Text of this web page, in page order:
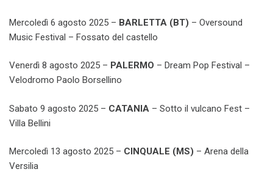
Mercoledì 6 agosto 2025 – BARLETTA (BT) – Oversound
Music Festival – Fossato del castello
Venerdì 8 agosto 2025 – PALERMO – Dream Pop Festival –
Velodromo Paolo Borsellino
Sabato 9 agosto 2025 – CATANIA – Sotto il vulcano Fest –
Villa Bellini
Mercoledì 13 agosto 2025 – CINQUALE (MS) – Arena della
Versilia